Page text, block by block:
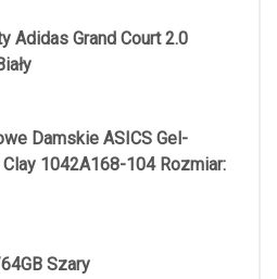
Adidas Grand Court 2.0
Damskie ASICS Gel-
1042A168-104 Rozmiar:
Szary